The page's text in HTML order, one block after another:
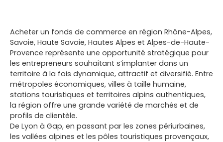
Acheter un fonds de commerce en région Rhône-Alpes,
Savoie, Haute Savoie, Hautes Alpes et Alpes-de-Haute-
Provence représente une opportunité stratégique pour
les entrepreneurs souhaitant s’implanter dans un
territoire à la fois dynamique, attractif et diversifié. Entre
métropoles économiques, villes à taille humaine,
stations touristiques et territoires alpins authentiques,
la région offre une grande variété de marchés et de
profils de clientèle.
De Lyon à Gap, en passant par les zones périurbaines,
les vallées alpines et les pôles touristiques provençaux,